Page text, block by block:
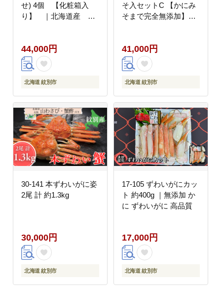
せ) 4個 【化粧箱入
り】 ｜北海道産 ず
44,000円
北海道 紋別市
そ入セットC 【かにみ
そまで完全無添加】
41,000円
北海道 紋別市
30-141 本ずわいがに姿
2尾 計 約1.3kg
30,000円
北海道 紋別市
17-105 ずわいがにカッ
ト 約400g ｜無添加 か
に ずわいがに 高品質
17,000円
北海道 紋別市